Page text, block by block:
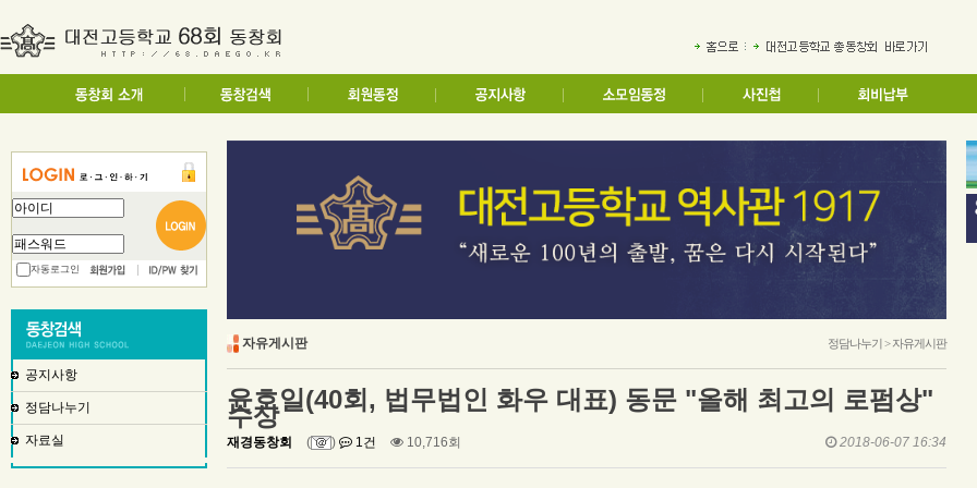
자동로그인
공지사항
정담나누기
자료실
자유게시판 정담나누기 > 자유게시판
윤호일(40회, 법무법인 화우 대표) 동문 "올해 최고의 로펌상"
수상
재경동창회 ( ) 1건 10,716회 2018-06-07 16:34